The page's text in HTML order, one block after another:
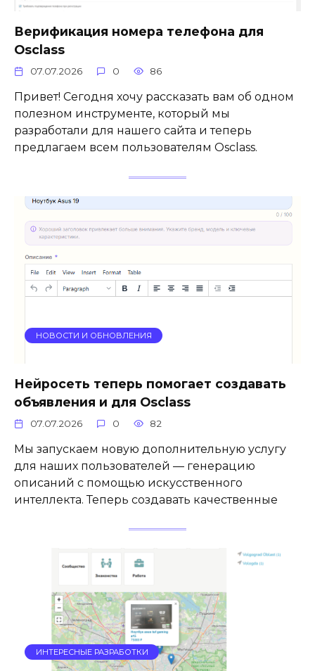
Верификация номера телефона для
Osclass
07.07.2026 0 86
Привет! Сегодня хочу рассказать вам об одном
полезном инструменте, который мы
разработали для нашего сайта и теперь
предлагаем всем пользователям Osclass.
НОВОСТИ И ОБНОВЛЕНИЯ
Нейросеть теперь помогает создавать
объявления и для Osclass
07.07.2026 0 82
Мы запускаем новую дополнительную услугу
для наших пользователей — генерацию
описаний с помощью искусственного
интеллекта. Теперь создавать качественные
ИНТЕРЕСНЫЕ РАЗРАБОТКИ